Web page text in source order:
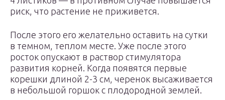
риск, что растение не приживется.
После этого его желательно оставить на сутки
в темном, теплом месте. Уже после этого
росток опускают в раствор стимулятора
развития корней. Когда появятся первые
корешки длиной 2-3 см, черенок высаживается
в небольшой горшок с плодородной землей.